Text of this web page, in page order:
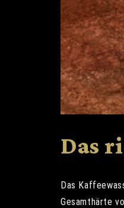
Das
Das
Gesamthärte